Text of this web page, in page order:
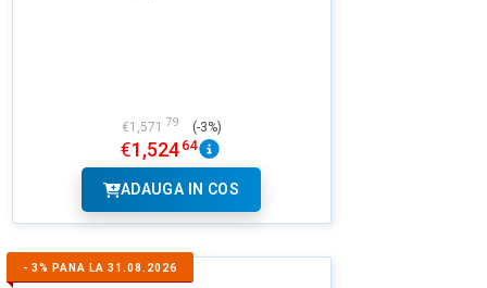
€1,571 79 (-3%)
€1,524 64
ADAUGA IN COS
- 3% PANA LA 31.08.2026